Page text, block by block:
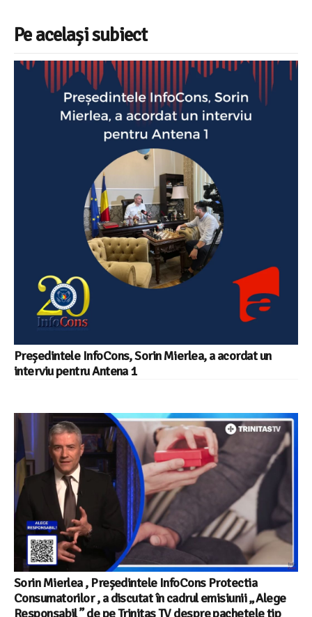
Pe același subiect
Președintele InfoCons, Sorin Mierlea, a acordat un
interviu pentru Antena 1
Sorin Mierlea , Președintele InfoCons Protectia
Consumatorilor , a discutat în cadrul emisiunii „ Alege
Responsabil ” de pe Trinitas TV despre pachetele tip